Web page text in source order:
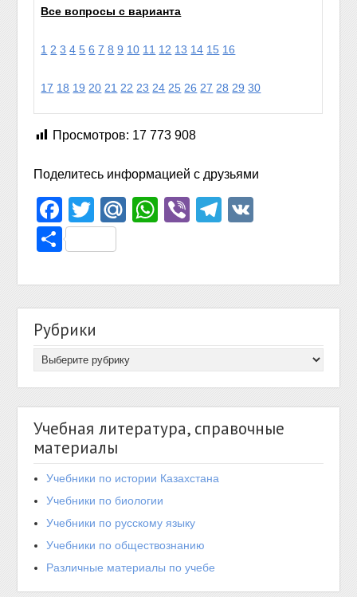
Все вопросы с варианта
1 2 3 4 5 6 7 8 9 10 11 12 13 14 15 16
17 18 19 20 21 22 23 24 25 26 27 28 29 30
Просмотров: 17 773 908
Поделитесь информацией с друзьями
Facebook
TwitterMail.Ru
WhatsApp
ViberTelegram
Отправить
Рубрики
Учебная литература, справочные
материалы
Учебники по истории Казахстана
Учебники по биологии
Учебники по русскому языку
Учебники по обществознанию
Различные материалы по учебе